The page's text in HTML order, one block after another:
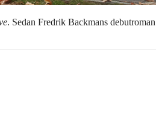
. Sedan Fredrik Backmans debutroman